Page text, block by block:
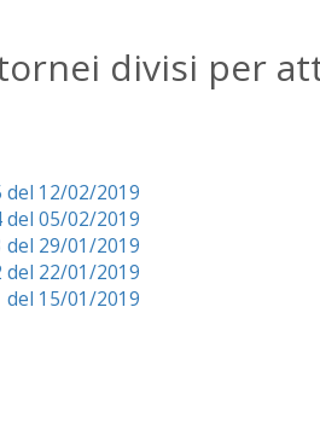
divisi per
del 12/02/2019
del 05/02/2019
del 29/01/2019
del 22/01/2019
del 15/01/2019